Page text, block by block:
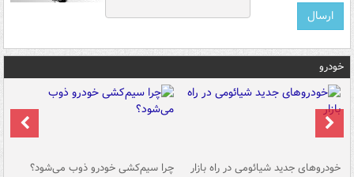
خودرو
خودروهای جدید شیائومی در راه بازار چرا سیم‌کشی خودرو ذوب می‌شود؟